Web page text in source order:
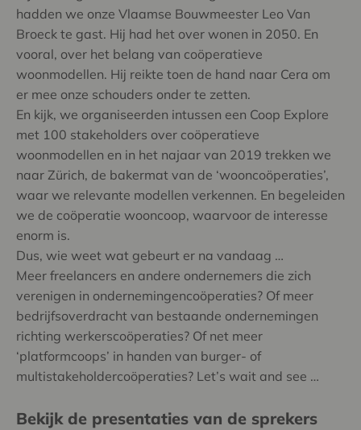
hadden we onze Vlaamse Bouwmeester Leo Van
Broeck te gast. Hij had het over wonen in 2050. En
vooral, over het belang van coöperatieve
woonmodellen. Hij reikte toen de hand naar Cera om
er mee onze schouders onder te zetten.
En kijk, we organiseerden intussen een Coop Explore
met 100 stakeholders over coöperatieve
woonmodellen en in het najaar van 2019 trekken we
naar Zürich, de bakermat van de ‘wooncoöperaties’,
waar we relevante modellen verkennen. En begeleiden
we de coöperatie wooncoop, waarvoor de interesse
enorm is.
Dus, wie weet wat gebeurt er na vandaag …
Meer freelancers en andere ondernemers die zich
verenigen in ondernemingencoöperaties? Of meer
bedrijfsoverdracht van bestaande ondernemingen
richting werkerscoöperaties? Of net meer
‘platformcoops’ in handen van burger- of
multistakeholdercoöperaties? Let’s wait and see …
Bekijk de presentaties van de sprekers